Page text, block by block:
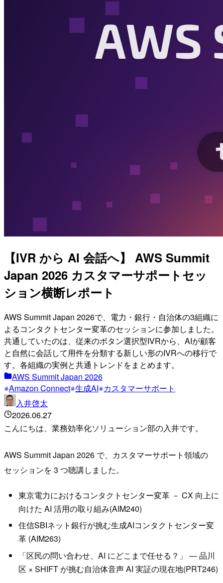
【IVR から AI 会話へ】 AWS Summit
Japan 2026 カスタマーサポートセッ
ション横断レポート
AWS Summit Japan 2026で、電力・銀行・自治体の3組織に
よるコンタクトセンター変革のセッションに参加しました。
共通していたのは、従来のボタン選択型IVRから、AIが顧客
と自然に会話して用件を分類する新しい形のIVRへの移行で
す。各組織の実例と共通トレンドをまとめます。
AWS Summit Japan 2026
Amazon Connect 生成AI カスタマーサポート
入井啓太
2026.06.27
こんにちは、業務効率化ソリューション部の入井です。
AWS Summit Japan 2026 で、カスタマーサポート領域の
セッションを 3 つ聴講しました。
東京電力におけるコンタクトセンター変革 － CX 向上に
向けた AI 活用の取り組み(AIM240)
住信SBIネット銀行が挑む生成AIコンタクトセンター変
革 (AIM263)
「区民の問い合わせ、AI にどこまで任せる？」 ― 品川
区 × SHIFT が挑む自治体音声 AI 実証の現在地(PRT246)